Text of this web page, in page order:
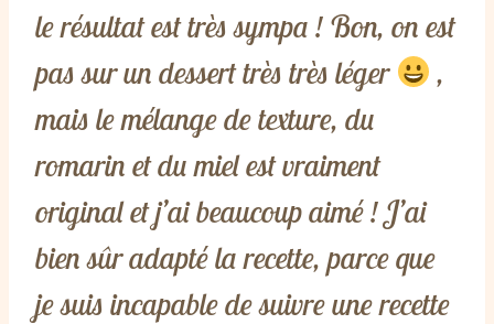
le résultat est très sympa ! Bon, on est
pas sur un dessert très très léger
,
mais le mélange de texture, du
romarin et du miel est vraiment
original et j’ai beaucoup aimé ! J’ai
bien sûr adapté la recette, parce que
je suis incapable de suivre une recette